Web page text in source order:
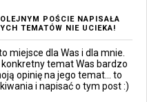
POŚCIE NAPISAŁA
TEMATÓW NIE UCIEKA!
miejsce dla Was i dla mnie.
temat Was bardzo
opinię na jego temat... to
i napisać o tym post :)